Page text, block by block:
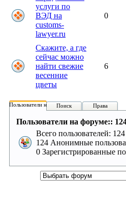
услуги по
ВЭД на
customs-
lawyer.ru
0
Скажите, а где
сейчас можно
найти свежие
весенние
цветы
6
Пользователи на форуме:
Поиск Права
Пользователи на форуме::
Всего пользователей:
124 Анонимные
0 Зарегистрированные